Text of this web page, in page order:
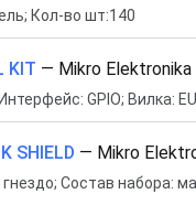
Кол-во шт:140
KIT — Mikro Elektronika
GPIO; Вилка: EU
SHIELD — Mikro
Состав набора: